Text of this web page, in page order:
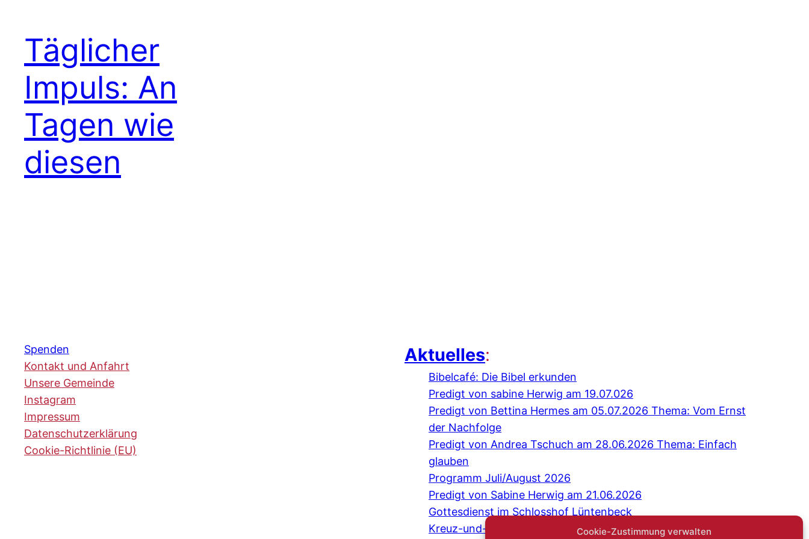
Cookie-Zustimmung verwalten
Täglicher
Impuls: An
Tagen wie
diesen
Spenden
Kontakt und Anfahrt
Unsere Gemeinde
Instagram
Impressum
Datenschutzerklärung
Cookie-Richtlinie (EU)
Aktuelles:
Bibelcafé: Die Bibel erkunden
Predigt von sabine Herwig am 19.07.026
Predigt von Bettina Hermes am 05.07.2026 Thema: Vom Ernst
der Nachfolge
Predigt von Andrea Tschuch am 28.06.2026 Thema: Einfach
glauben
Programm Juli/August 2026
Predigt von Sabine Herwig am 21.06.2026
Gottesdienst im Schlosshof Lüntenbeck
Kreuz-und-quer-Gespräch: Niemand sagt gerne: Ich bin einsam